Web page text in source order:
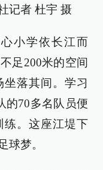
记者 杜宇 摄
小学依长江而
足200米的空间
落其间。学习
的70多名队员便
练。这座江堤下
球梦。